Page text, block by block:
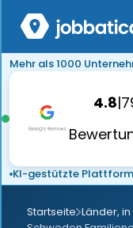
Mehr als 1000
4.8|
KI-gestützte Plattform
Startseite Länder,